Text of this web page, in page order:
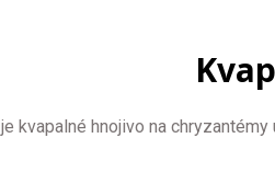
je kvapalné hnojivo na